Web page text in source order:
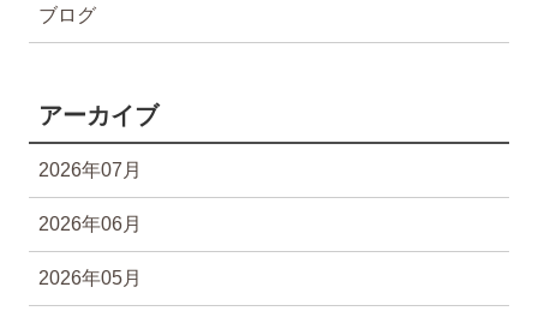
ブログ
アーカイブ
2026年07月
2026年06月
2026年05月